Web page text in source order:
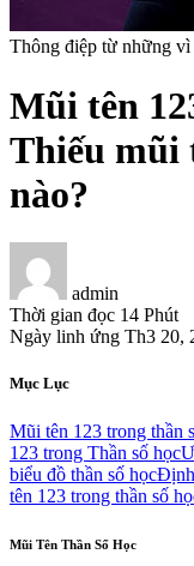
Thông điệp từ những vì
Mũi tên
Thiếu mũi
nào?
admin
Thời gian đọc 14 Phút
Ngày linh ứng Th3 20,
Mục Lục
Mũi tên 123 trong thần
123 trong Thần số học
biểu đồ thần số họcĐịnh
tên 123 trong thần số
Mũi Tên Thần Số Học